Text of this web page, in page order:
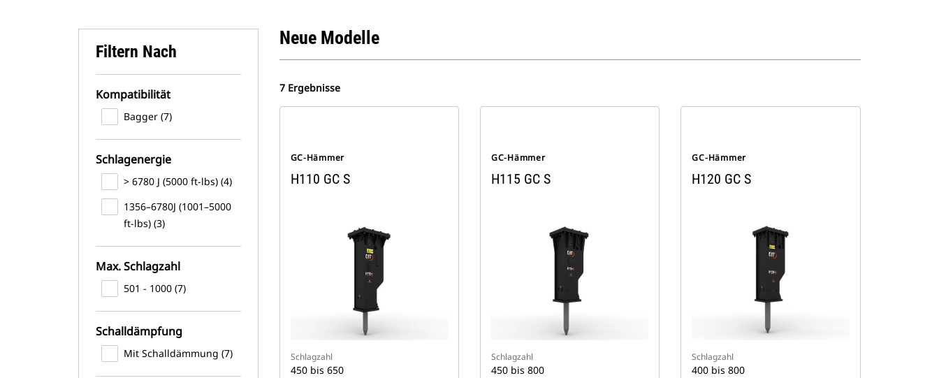
Filtern Nach
Kompatibilität
Bagger (7)
Schlagenergie
> 6780 J (5000 ft-lbs) (4)
1356–6780J (1001–5000
ft-lbs) (3)
Max. Schlagzahl
501 - 1000 (7)
Schalldämpfung
Mit Schalldämmung (7)
Neue Modelle
7 Ergebnisse
GC-Hämmer
H110 GC S
Schlagzahl
450 bis 650
GC-Hämmer
H115 GC S
Schlagzahl
450 bis 800
GC-Hämmer
H120 GC S
Schlagzahl
400 bis 800